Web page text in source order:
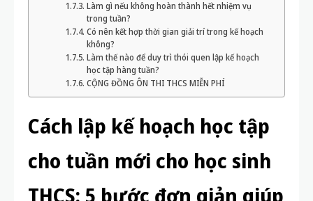
Làm gì nếu không hoàn thành hết nhiệm vụ
trong tuần?
Có nên kết hợp thời gian giải trí trong kế hoạch
không?
Làm thế nào để duy trì thói quen lập kế hoạch
học tập hàng tuần?
CỘNG ĐỒNG ÔN THI THCS MIỄN PHÍ
Cách lập kế hoạch học tập
cho tuần mới cho học sinh
THCS: 5 bước đơn giản giúp